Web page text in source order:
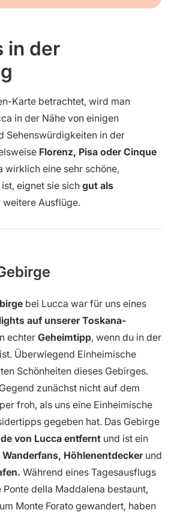
in der
Karte betrachtet, wird man
in der Nähe von einigen
Sehenswürdigkeiten in der
Florenz, Pisa oder Cinque
wirklich eine sehr schöne,
eignet sie sich gut als
weitere Ausflüge.
bei Lucca war für uns eines
auf unserer Toskana-
echterGeheimtipp, wenn du in der
Überwiegend Einheimische
Schönheiten dieses Gebirges.
zunächst nicht auf dem
froh, als uns eine Einheimische
gegeben hat. Das Gebirge
von Lucca entfernt und ist ein
Wanderfans, Höhlenentdecker und
Während eines Tagesausflugs
della Maddalena bestaunt,
Monte Forato gewandert, haben